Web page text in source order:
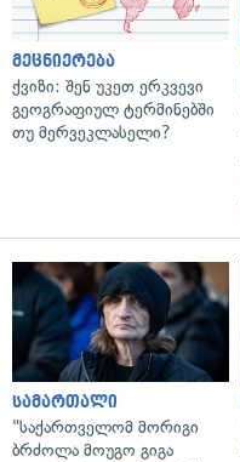
მეცნიერება
ქვიზი: შენ უკეთ ერკვევი
გეოგრაფიულ ტერმინებში
თუ მერვეკლასელი?
სამართალი
"საქართველომ მორიგი
ბრძოლა მოუგო გიგა